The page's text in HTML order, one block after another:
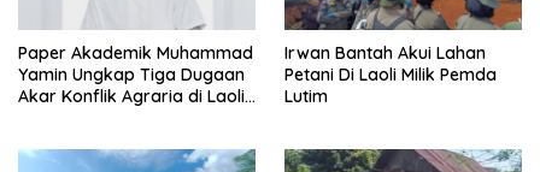
Paper Akademik Muhammad
Yamin Ungkap Tiga Dugaan
Akar Konflik Agraria di Laoli
Irwan Bantah Akui Lahan
Petani Di Laoli Milik Pemda
Lutim